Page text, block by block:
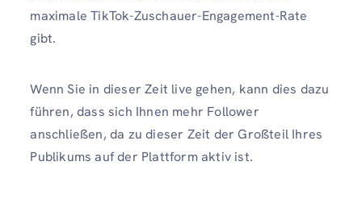
maximale TikTok-Zuschauer-Engagement-Rate
gibt.
Wenn Sie in dieser Zeit live gehen, kann dies dazu
führen, dass sich Ihnen mehr Follower
anschließen, da zu dieser Zeit der Großteil Ihres
Publikums auf der Plattform aktiv ist.